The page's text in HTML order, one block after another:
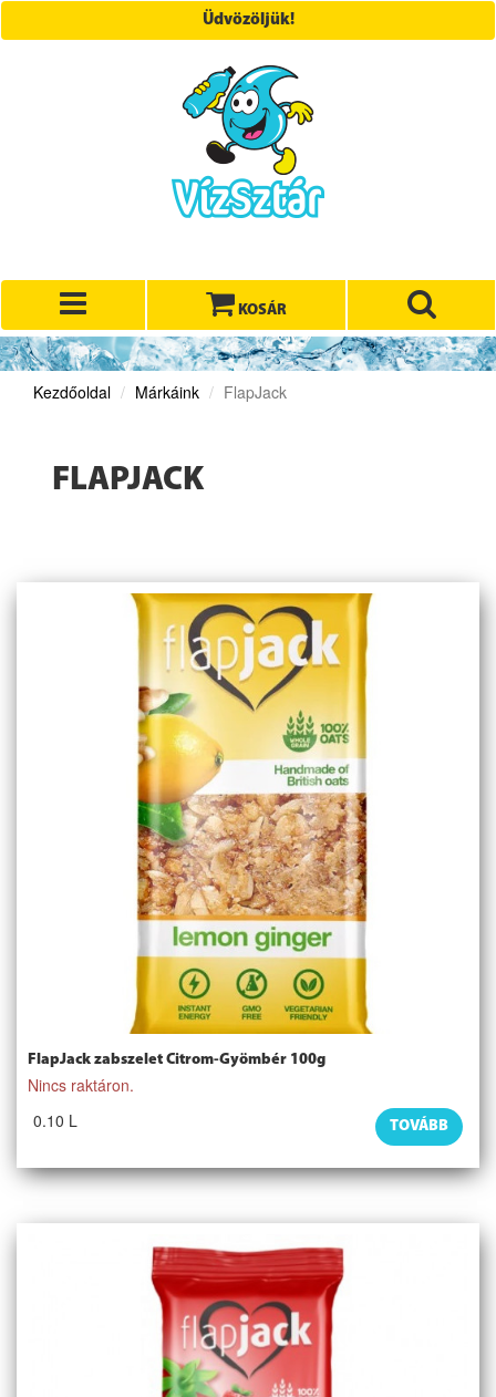
Üdvözöljük!
KOSÁR
Kezdőoldal Márkáink FlapJack
FLAPJACK
FlapJack zabszelet Citrom-Gyömbér 100g
Nincs raktáron.
0.10 L
TOVÁBB